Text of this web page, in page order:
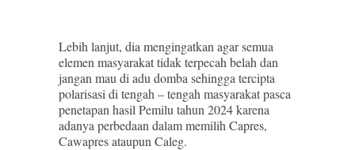
Lebih lanjut, dia mengingatkan agar semua
elemen masyarakat tidak terpecah belah dan
jangan mau di adu domba sehingga tercipta
polarisasi di tengah – tengah masyarakat pasca
penetapan hasil Pemilu tahun 2024 karena
adanya perbedaan dalam memilih Capres,
Cawapres ataupun Caleg.